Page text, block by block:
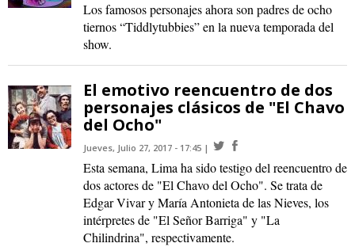
Los famosos personajes ahora son padres de ocho
tiernos “Tiddlytubbies” en la nueva temporada del
show.
El emotivo reencuentro de dos
personajes clásicos de "El Chavo
del Ocho"
Jueves, Julio 27, 2017 - 17:45
Esta semana, Lima ha sido testigo del reencuentro de
dos actores de "El Chavo del Ocho". Se trata de
Edgar Vivar y María Antonieta de las Nieves, los
intérpretes de "El Señor Barriga" y "La
Chilindrina", respectivamente.